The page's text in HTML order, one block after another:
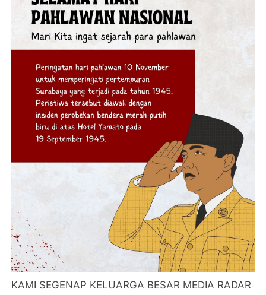
KAMI SEGENAP KELUARGA BESAR MEDIA RADAR